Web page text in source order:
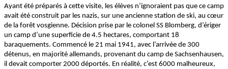
Ayant été préparés à cette visite, les élèves n’ignoraient pas que ce camp
avait été construit par les nazis, sur une ancienne station de ski, au cœur
de la forêt vosgienne. Décision prise par le colonel SS Blomberg, d’ériger
un camp d’une superficie de 4.5 hectares, comportant 18
baraquements. Commencé le 21 mai 1941, avec l’arrivée de 300
détenus, en majorité allemands, provenant du camp de Sachsenhausen,
il devait comporter 2000 déportés. En réalité, c’est 6000 malheureux,